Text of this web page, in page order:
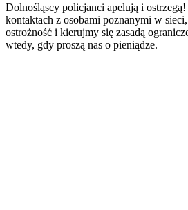
Dolnośląscy policjanci apelują i
kontaktach z osobami poznanymi w
ostrożność i kierujmy się zasadą
wtedy, gdy proszą nas o pieniądze.